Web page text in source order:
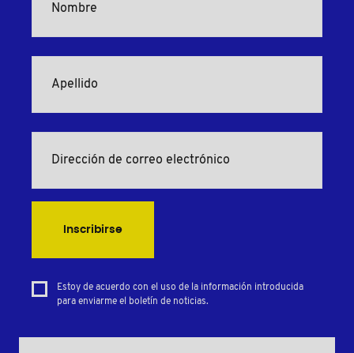
Inscribirse
Estoy de acuerdo con el uso de la información introducida
para enviarme el boletín de noticias.